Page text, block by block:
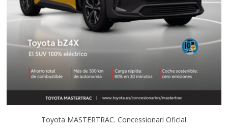
Toyota MASTERTRAC. Concessionari Oficial